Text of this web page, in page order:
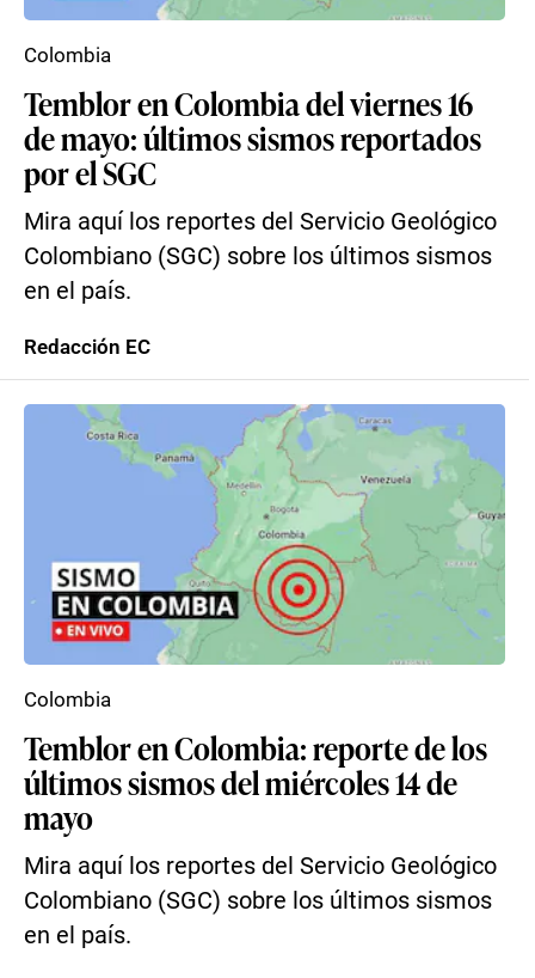
Temblor en Colombia del viernes 16
de mayo: últimos sismos reportados
por el SGC
Mira aquí los reportes del Servicio Geológico
Colombiano (SGC) sobre los últimos sismos
en el país.
Colombia
Redacción EC
Temblor en Colombia: reporte de los
últimos sismos del miércoles 14 de
mayo
Mira aquí los reportes del Servicio Geológico
Colombiano (SGC) sobre los últimos sismos
en el país.
Colombia